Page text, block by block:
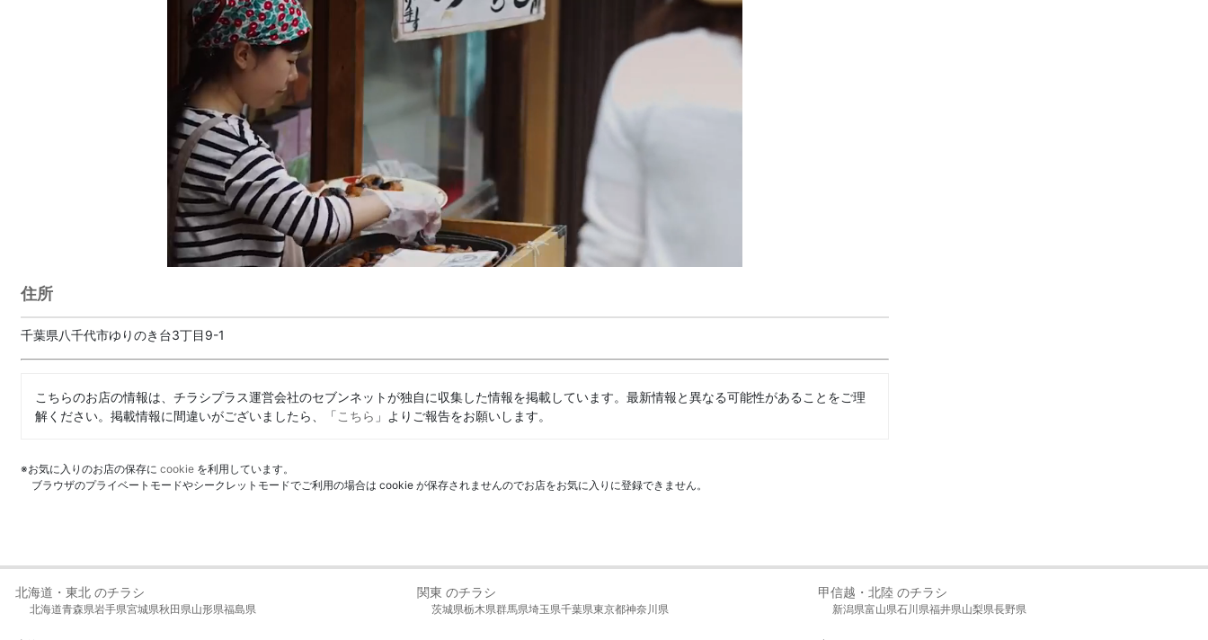
住所
千葉県八千代市ゆりのき台3丁目9-1
こちらのお店の情報は、チラシプラス運営会社のセブンネットが独自に収集した情報を掲載しています。最新情報と異なる可能性があることをご理
解ください。掲載情報に間違いがございましたら、「こちら 」よりご報告をお願いします。
※お気に入りのお店の保存に cookie を利用しています。
ブラウザのプライベートモードやシークレットモードでご利用の場合は cookie が保存されませんのでお店をお気に入りに登録できません。
北海道・東北 のチラシ
北海道青森県岩手県宮城県秋田県山形県福島県
関東 のチラシ
茨城県栃木県群馬県埼玉県千葉県東京都神奈川県
甲信越・北陸 のチラシ
新潟県富山県石川県福井県山梨県長野県